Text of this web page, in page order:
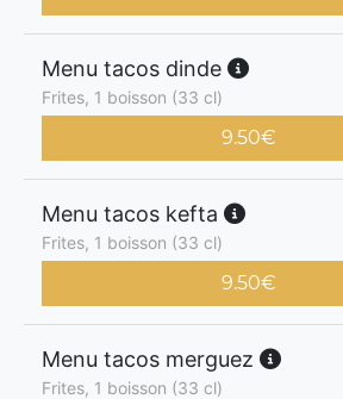
Menu tacos dinde
Frites, 1 boisson (33 cl)
9.50€
Menu tacos kefta
Frites, 1 boisson (33 cl)
9.50€
Menu tacos merguez
Frites, 1 boisson (33 cl)